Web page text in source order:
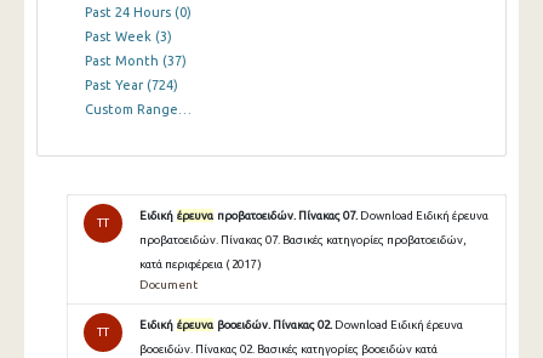
Past 24 Hours (0)
Past Week (3)
Past Month (37)
Past Year (724)
Custom Range…
TT
Ειδική έρευνα προβατοειδών. Πίνακας 07. Download Ειδική έρευνα
προβατοειδών. Πίνακας 07. Βασικές κατηγορίες προβατοειδών,
κατά περιφέρεια ( 2017 )
Document
TT
Ειδική έρευνα βοοειδών. Πίνακας 02. Download Ειδική έρευνα
βοοειδών. Πίνακας 02. Βασικές κατηγορίες βοοειδών κατά